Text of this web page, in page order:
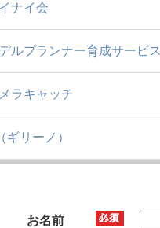
ナイ会
ルプランナー育成サービス
ラキャッチ
ギリーノ）
お名前